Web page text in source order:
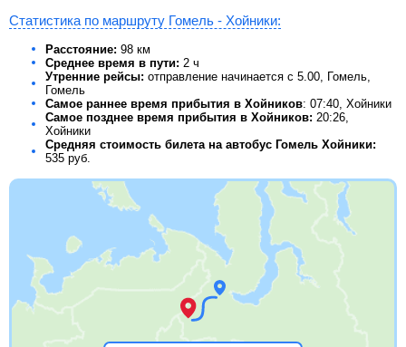
Статистика по маршруту Гомель - Хойники:
Расстояние: 98 км
Среднее время в пути: 2 ч
Утренние рейсы: отправление начинается с 5.00, Гомель,
Гомель
Самое раннее время прибытия в Хойников: 07:40, Хойники
Самое позднее время прибытия в Хойников: 20:26,
Хойники
Средняя стоимость билета на автобус Гомель Хойники:
535 руб.